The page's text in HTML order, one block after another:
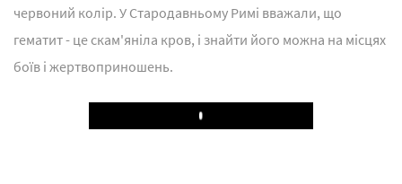
червоний колір. У Стародавньому Римі вважали, що
гематит - це скам'яніла кров, і знайти його можна на місцях
боїв і жертвоприношень.
Play